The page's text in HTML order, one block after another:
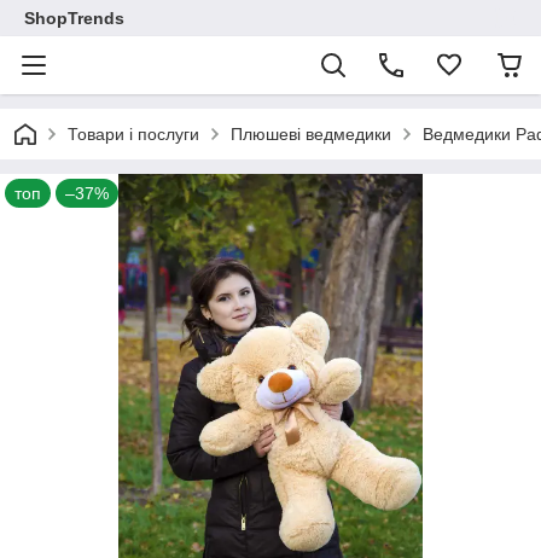
ShopTrends
Товари і послуги Плюшеві ведмедики Ведмедики
топ –37%